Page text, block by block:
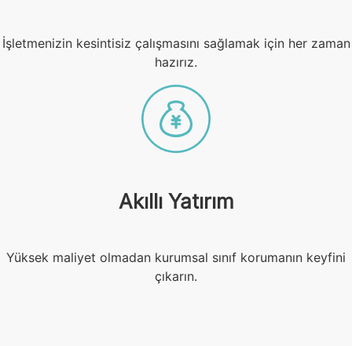
İşletmenizin kesintisiz çalışmasını sağlamak için her zaman
hazırız.
Akıllı Yatırım
Yüksek maliyet olmadan kurumsal sınıf korumanın keyfini
çıkarın.